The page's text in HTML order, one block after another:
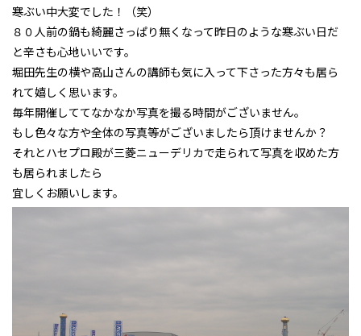
寒ぶい中大変でした！（笑）
８０人前の鍋も綺麗さっぱり無くなって昨日のような寒ぶい日だ
と辛さも心地いいです。
堀田先生の横や高山さんの講師も気に入って下さった方々も居ら
れて嬉しく思います。
毎年開催しててなかなか写真を撮る時間がございません。
もし色々な方や全体の写真等がございましたら頂けませんか？
それとハセプロ殿が三菱ニューデリカで走られて写真を収めた方
も居られましたら
宜しくお願いします。